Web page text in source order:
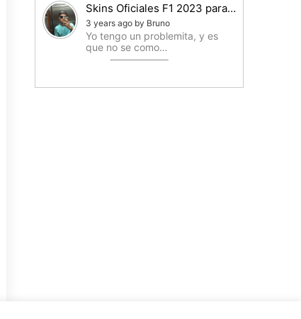
Skins Oficiales F1 2023 para…
3 years ago by Bruno
Yo tengo un problemita, y es
que no se como…